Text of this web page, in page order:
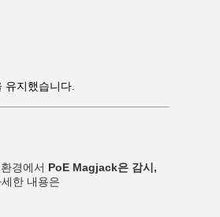
유지했습니다.
경에서 PoE Magjack은 감시,
한 내용은